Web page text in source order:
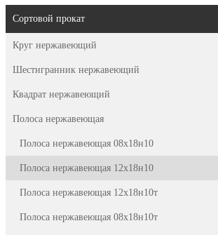
Сортовой прокат
Круг нержавеющий
Шестигранник нержавеющий
Квадрат нержавеющий
Полоса нержавеющая
Полоса нержавеющая 08х18н10
Полоса нержавеющая 12х18н10
Полоса нержавеющая 12х18н10т
Полоса нержавеющая 08х18н10т